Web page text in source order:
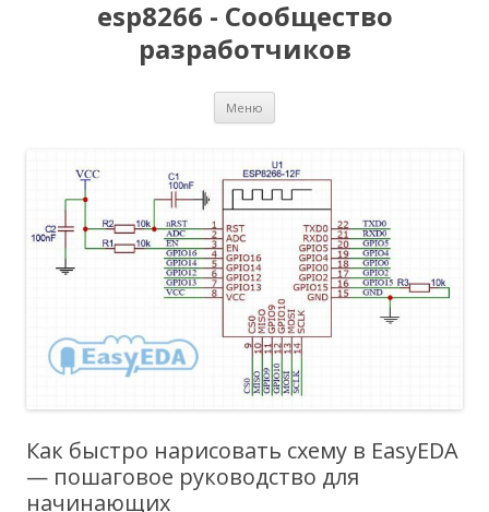
esp8266 - Сообщество
разработчиков
Меню
Как быстро нарисовать схему в EasyEDA
— пошаговое руководство для
начинающих